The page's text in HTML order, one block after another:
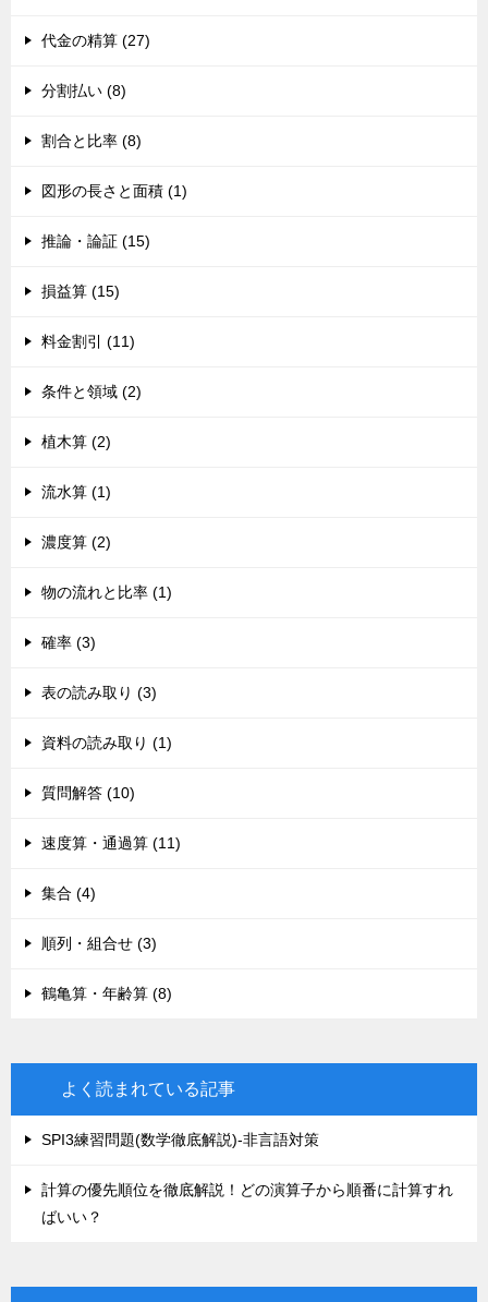
代金の精算 (27)
分割払い (8)
割合と比率 (8)
図形の長さと面積 (1)
推論・論証 (15)
損益算 (15)
料金割引 (11)
条件と領域 (2)
植木算 (2)
流水算 (1)
濃度算 (2)
物の流れと比率 (1)
確率 (3)
表の読み取り (3)
資料の読み取り (1)
質問解答 (10)
速度算・通過算 (11)
集合 (4)
順列・組合せ (3)
鶴亀算・年齢算 (8)
よく読まれている記事
SPI3練習問題(数学徹底解説)-非言語対策
計算の優先順位を徹底解説！どの演算子から順番に計算すれ
ばいい？